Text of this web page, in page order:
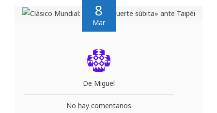
8
Mar
De Miguel
No hay comentarios